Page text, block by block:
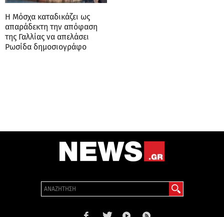
Η Μόσχα καταδικάζει ως
απαράδεκτη την απόφαση
της Γαλλίας να απελάσει
Ρωσίδα δημοσιογράφο